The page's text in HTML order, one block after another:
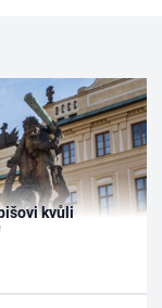
kvůli